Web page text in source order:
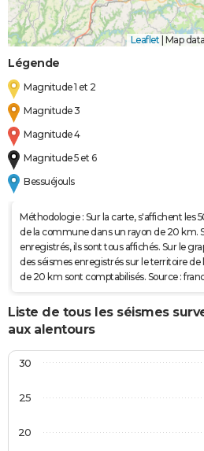
Leaflet | Map
Légende
Magnitude 1 et 2
Magnitude 3
Magnitude 4
Magnitude 5 et 6
Bessuéjouls
Méthodologie : Sur la carte, s'affichent les
de la commune dans un rayon de 20 km.
enregistrés, ils sont tous affichés. Sur le
des séismes enregistrés sur le territoire
de 20 km sont comptabilisés. Source :
Liste de tous les séismes
aux alentours
20
25
30